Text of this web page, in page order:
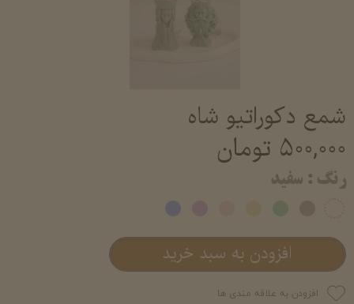
شمع دکوراتیو شاه
۵۰۰,۰۰۰ تومان
رنگ : سفید
افزودن به سبد خرید
افزودن به علاقه مندی ها